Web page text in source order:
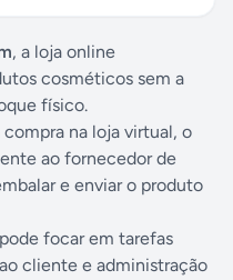
, a loja online
cosméticos sem a
físico.
na loja virtual, o
ao fornecedor de
e enviar o produto
focar em tarefas
cliente e administração